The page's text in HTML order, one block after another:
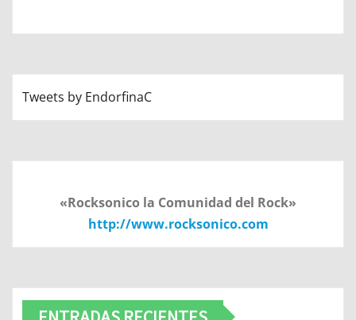
Tweets by EndorfinaC
«Rocksonico la Comunidad del Rock»
http://www.rocksonico.com